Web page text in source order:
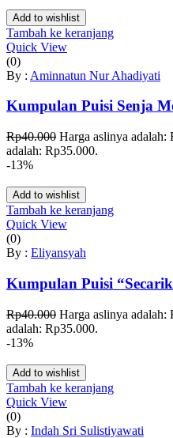
Add to wishlist
Tambah ke keranjang
Quick View
(0)
By : Aminnatun Nur Ahadiyati
Kumpulan Puisi Senja
Rp40.000 Harga aslinya adalah:
adalah: Rp35.000.
-13%
Add to wishlist
Tambah ke keranjang
Quick View
(0)
By : Eliyansyah
Kumpulan Puisi “Secarik
Rp40.000 Harga aslinya adalah:
adalah: Rp35.000.
-13%
Add to wishlist
Tambah ke keranjang
Quick View
(0)
By : Indah Sri Sulistiyawati